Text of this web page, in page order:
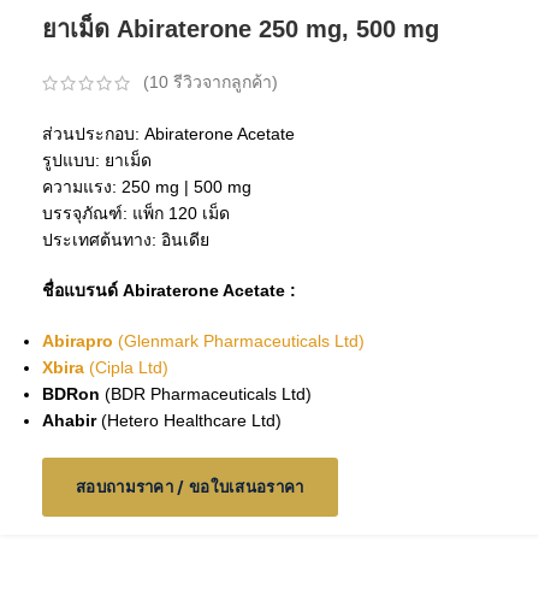
ยาเม็ด Abiraterone 250 mg, 500 mg
(10 รีวิวจากลูกค้า)
ส่วนประกอบ: Abiraterone Acetate
รูปแบบ: ยาเม็ด
ความแรง: 250 mg | 500 mg
บรรจุภัณฑ์: แพ็ก 120 เม็ด
ประเทศต้นทาง: อินเดีย
ชื่อแบรนด์ Abiraterone Acetate :
Abirapro (Glenmark Pharmaceuticals Ltd)
Xbira (Cipla Ltd)
BDRon (BDR Pharmaceuticals Ltd)
Ahabir(Hetero Healthcare Ltd)
สอบถามราคา / ขอใบเสนอราคา